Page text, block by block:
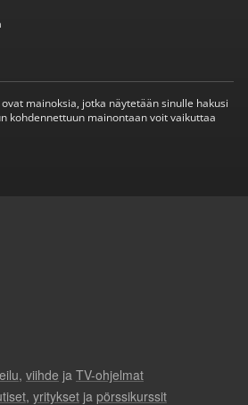
mainoksia, jotka näytetään sinulle hakusi
kohdennettuun mainontaan voit vaikuttaa